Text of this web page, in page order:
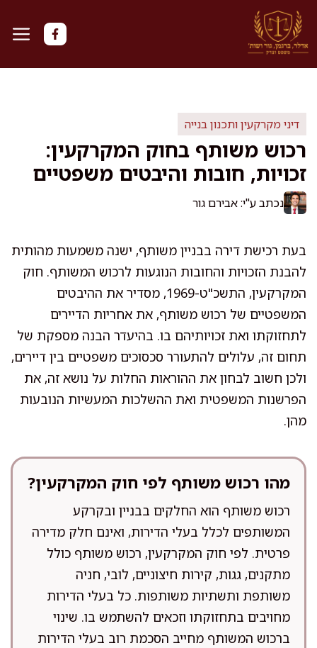
לדלג
לתוכן
דיני מקרקעין ותכנון בנייה
רכוש משותף בחוק המקרקעין:
זכויות, חובות והיבטים משפטיים
נכתב ע"י: אבירם גור
בעת רכישת דירה בבניין משותף, ישנה משמעות מהותית
להבנת הזכויות והחובות הנוגעות לרכוש המשותף. חוק
המקרקעין, התשכ"ט-1969, מסדיר את ההיבטים
המשפטיים של רכוש משותף, את אחריות הדיירים
לתחזוקתו ואת זכויותיהם בו. בהיעדר הבנה מספקת של
תחום זה, עלולים להתעורר סכסוכים משפטיים בין דיירים,
ולכן חשוב לבחון את ההוראות החלות על נושא זה, את
הפרשנות המשפטית ואת ההשלכות המעשיות הנובעות
מהן.
מהו רכוש משותף לפי חוק המקרקעין?
רכוש משותף הוא החלקים בבניין ובקרקע
המשותפים לכלל בעלי הדירות, ואינם חלק מדירה
פרטית. לפי חוק המקרקעין, רכוש משותף כולל
מתקנים, גגות, קירות חיצוניים, לובי, חניה
משותפת ותשתיות משותפות. כל בעלי הדירות
מחויבים בתחזוקתו וזכאים להשתמש בו. שינוי
ברכוש המשותף מחייב הסכמת רוב בעלי הדירות